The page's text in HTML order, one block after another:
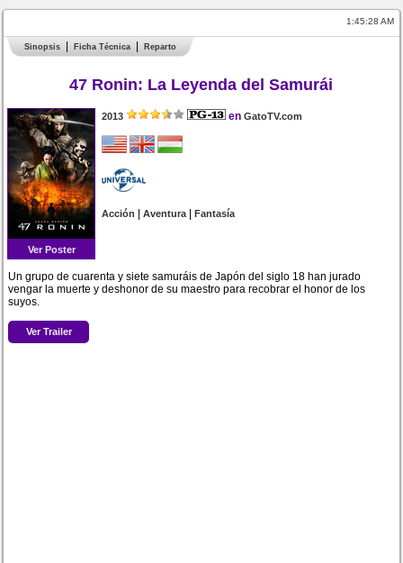
1:45:28 AM
Sinopsis Ficha Técnica Reparto
47 Ronin: La Leyenda del Samurái
Ver Poster
2013 en GatoTV.com
Acción |Aventura|Fantasía
Un grupo de cuarenta y siete samuráis de Japón del siglo 18 han jurado
vengar la muerte y deshonor de su maestro para recobrar el honor de los
suyos.
Ver Trailer